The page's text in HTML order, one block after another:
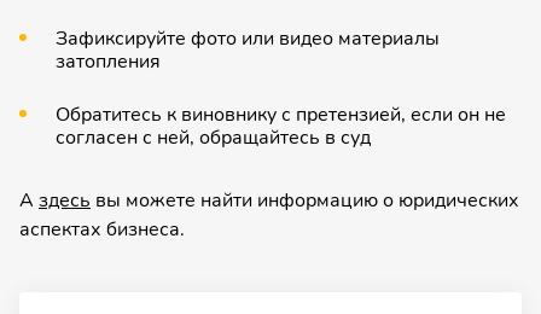
Зафиксируй­те фото или видео материалы
затопления
Обратитесь к виновнику с претензией, если он не
согласен с ней, обращай­тесь в суд
А здесь вы можете найти информацию о юридических
аспектах бизнеса.